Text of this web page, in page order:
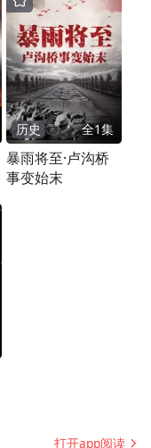
历史 全1集
暴雨将至·卢沟桥
事变始末
打开app阅读